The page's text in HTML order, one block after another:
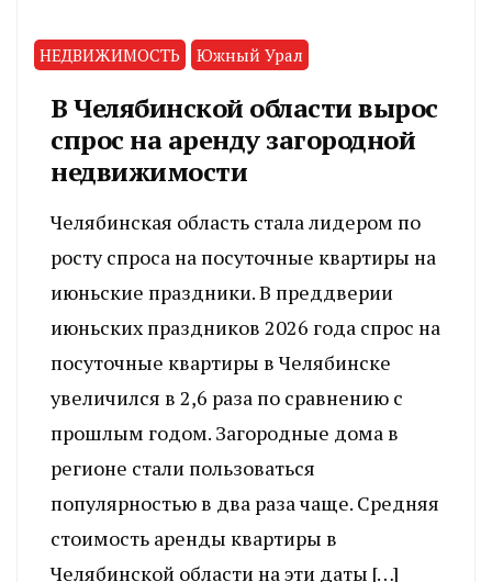
НЕДВИЖИМОСТЬ Южный Урал
В Челябинской области вырос
спрос на аренду загородной
недвижимости
Челябинская область стала лидером по
росту спроса на посуточные квартиры на
июньские праздники. В преддверии
июньских праздников 2026 года спрос на
посуточные квартиры в Челябинске
увеличился в 2,6 раза по сравнению с
прошлым годом. Загородные дома в
регионе стали пользоваться
популярностью в два раза чаще. Средняя
стоимость аренды квартиры в
Челябинской области на эти даты […]